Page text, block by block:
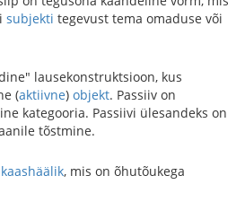
subjekti tegevust tema omaduse või
lausekonstruktsioon, kus
(aktiivne) objekt. Passiiv on
kategooria. Passiivi ülesandeks on
tõstmine.
kaashäälik, mis on õhutõukega